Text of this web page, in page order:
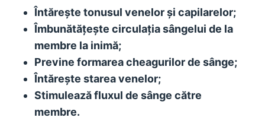
Întărește tonusul venelor și capilarelor;
Îmbunătățește circulația sângelui de la
membre la inimă;
Previne formarea cheagurilor de sânge;
Întărește starea venelor;
Stimulează fluxul de sânge către
membre.